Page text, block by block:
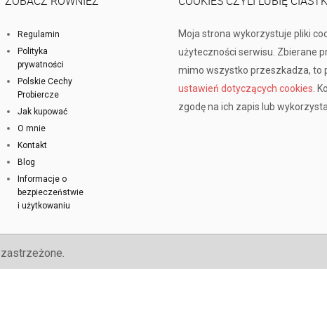
Regulamin
Polityka
prywatności
Polskie Cechy
Probiercze
Jak kupować
O mnie
Kontakt
Blog
Informacje o
bezpieczeństwie
i użytkowaniu
Moja strona wykorzystuje pliki
użyteczności serwisu. Zbierane
mimo wszystko przeszkadza,
ustawień dotyczących cookies .
zgodę na ich zapis lub